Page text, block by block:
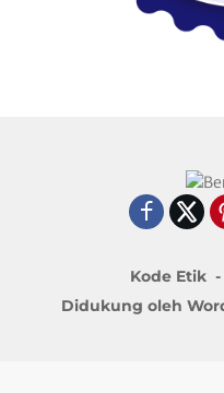
Kode Etik
Didukung oleh